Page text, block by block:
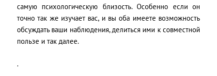
самую психологическую близость. Особенно если он
точно так же изучает вас, и вы оба имеете возможность
обсуждать ваши наблюдения, делиться ими к совместной
пользе и так далее.
.